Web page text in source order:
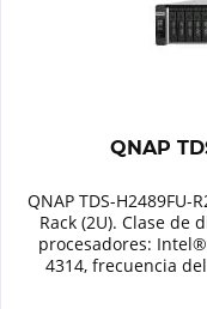
QNAP
QNAP TDS-H2489FU-
Rack (2U). Clase de
procesadores:
4314, frecuencia